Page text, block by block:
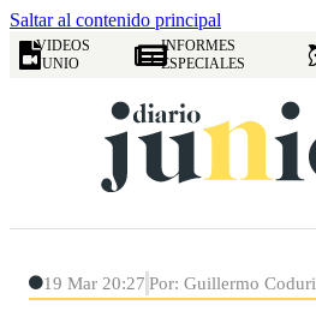
Saltar al contenido principal
VIDEOS
JUNIO
INFORMES
ESPECIALES
19 Mar 20:27 Por: Guillermo Coduri